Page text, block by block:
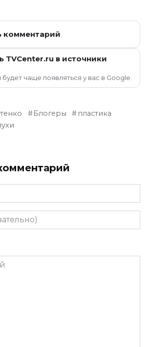
комментарий
TVCenter.ru в источники
будет чаще появляться у вас в Google.
Блогеры
пластика